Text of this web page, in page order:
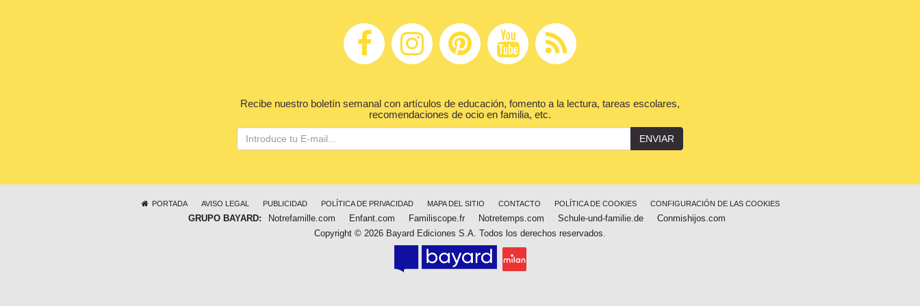
Recibe nuestro boletín semanal con artículos de educación, fomento a la lectura, tareas escolares,
recomendaciones de ocio en familia, etc.
ENVIAR
PORTADA AVISO LEGAL PUBLICIDAD POLÍTICA DE PRIVACIDAD MAPA DEL SITIO CONTACTO POLÍTICA DE COOKIES CONFIGURACIÓN DE LAS COOKIES
GRUPO BAYARD: Notrefamille.com Enfant.com Familiscope.fr Notretemps.com Schule-und-familie.de
Conmishijos.com
Copyright © 2026 Bayard Ediciones S.A. Todos los derechos reservados.